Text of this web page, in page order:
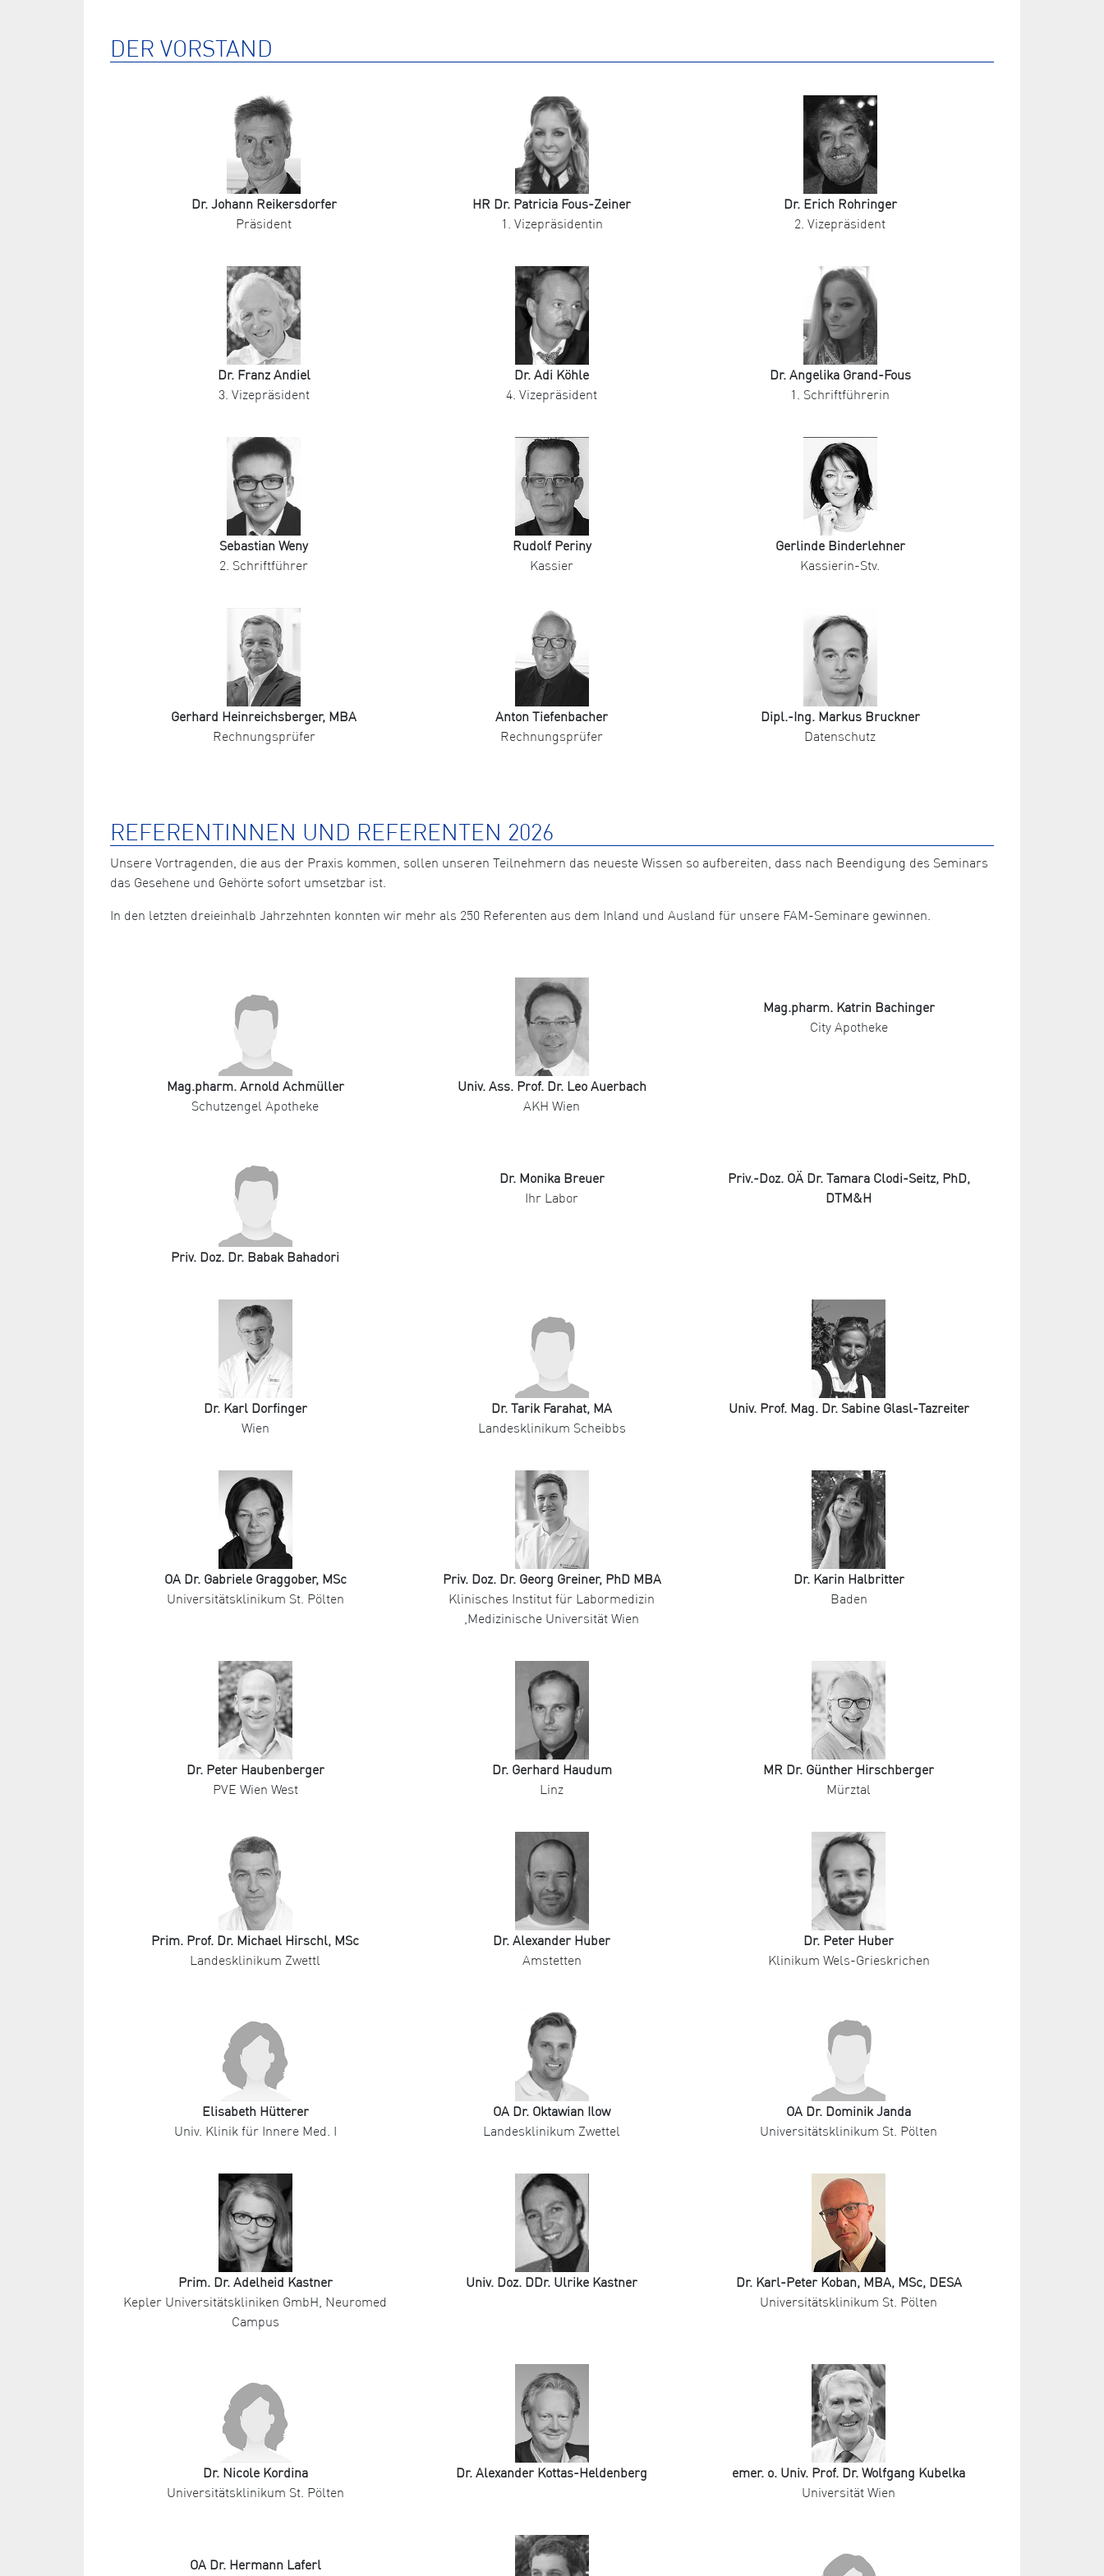
DER VORSTAND
Dr. Johann Reikersdorfer
Präsident
HR Dr. Patricia Fous-Zeiner
1. Vizepräsidentin
Dr. Erich Rohringer
2. Vizepräsident
Dr. Franz Andiel
3. Vizepräsident
Dr. Adi Köhle
4. Vizepräsident
Dr. Angelika Grand-Fous
1. Schriftführerin
Sebastian Weny
2. Schriftführer
Rudolf Periny
Kassier
Gerlinde Binderlehner
Kassierin-Stv.
Gerhard Heinreichsberger, MBA
Rechnungsprüfer
Anton Tiefenbacher
Rechnungsprüfer
Dipl.-Ing. Markus Bruckner
Datenschutz
REFERENTINNEN UND REFERENTEN 2026
Unsere Vortragenden, die aus der Praxis kommen, sollen unseren Teilnehmern das neueste Wissen so aufbereiten, dass nach Beendigung des Seminars
das Gesehene und Gehörte sofort umsetzbar ist.
In den letzten dreieinhalb Jahrzehnten konnten wir mehr als 250 Referenten aus dem Inland und Ausland für unsere FAM-Seminare gewinnen.
Mag.pharm. Arnold Achmüller
Schutzengel Apotheke
Univ. Ass. Prof. Dr. Leo Auerbach
AKH Wien
Mag.pharm. Katrin Bachinger
City Apotheke
Priv. Doz. Dr. Babak Bahadori
Dr. Monika Breuer
Ihr Labor
Priv.-Doz. OÄ Dr. Tamara Clodi-Seitz, PhD,
DTM&H
Dr. Karl Dorfinger
Wien
Dr. Tarik Farahat, MA
Landesklinikum Scheibbs
Univ. Prof. Mag. Dr. Sabine Glasl-Tazreiter
OA Dr. Gabriele Graggober, MSc
Universitätsklinikum St. Pölten
Priv. Doz. Dr. Georg Greiner, PhD MBA
Klinisches Institut für Labormedizin
,Medizinische Universität Wien
Dr. Karin Halbritter
Baden
Dr. Peter Haubenberger
PVE Wien West
Dr. Gerhard Haudum
Linz
MR Dr. Günther Hirschberger
Mürztal
Prim. Prof. Dr. Michael Hirschl, MSc
Landesklinikum Zwettl
Dr. Alexander Huber
Amstetten
Dr. Peter Huber
Klinikum Wels-Grieskrichen
Elisabeth Hütterer
Univ. Klinik für Innere Med. I
OA Dr. Oktawian Ilow
Landesklinikum Zwettel
OA Dr. Dominik Janda
Universitätsklinikum St. Pölten
Prim. Dr. Adelheid Kastner
Kepler Universitätskliniken GmbH, Neuromed
Campus
Univ. Doz. DDr. Ulrike Kastner
Dr. Karl-Peter Koban, MBA, MSc, DESA
Universitätsklinikum St. Pölten
Dr. Nicole Kordina
Universitätsklinikum St. Pölten
Dr. Alexander Kottas-Heldenberg
emer. o. Univ. Prof. Dr. Wolfgang Kubelka
Universität Wien
OA Dr. Hermann Laferl